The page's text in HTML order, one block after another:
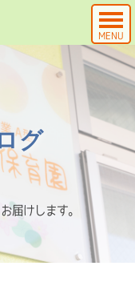
MENU
グ
届けします。